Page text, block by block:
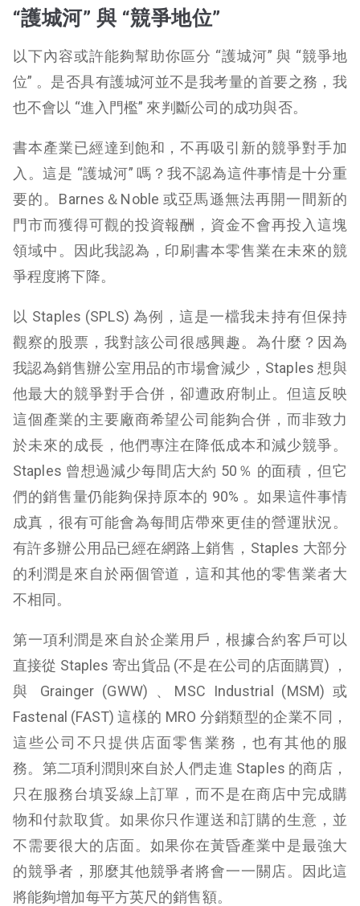
“護城河” 與 “競爭地位”
以下內容或許能夠幫助你區分 “護城河” 與 “競爭地
位” 。是否具有護城河並不是我考量的首要之務，我
也不會以 “進入門檻” 來判斷公司的成功與否。
書本產業已經達到飽和，不再吸引新的競爭對手加
入。這是 “護城河” 嗎？我不認為這件事情是十分重
要的。Barnes＆Noble 或亞馬遜無法再開一間新的
門市而獲得可觀的投資報酬，資金不會再投入這塊
領域中。因此我認為，印刷書本零售業在未來的競
爭程度將下降。
以 Staples (SPLS) 為例，這是一檔我未持有但保持
觀察的股票，我對該公司很感興趣。為什麼？因為
我認為銷售辦公室用品的市場會減少，Staples 想與
他最大的競爭對手合併，卻遭政府制止。但這反映
這個產業的主要廠商希望公司能夠合併，而非致力
於未來的成長，他們專注在降低成本和減少競爭。
Staples 曾想過減少每間店大約 50％ 的面積，但它
們的銷售量仍能夠保持原本的 90% 。如果這件事情
成真，很有可能會為每間店帶來更佳的營運狀況。
有許多辦公用品已經在網路上銷售，Staples 大部分
的利潤是來自於兩個管道，這和其他的零售業者大
不相同。
第一項利潤是來自於企業用戶，根據合約客戶可以
直接從 Staples 寄出貨品 (不是在公司的店面購買) ，
與 Grainger (GWW) 、MSC Industrial (MSM) 或
Fastenal (FAST) 這樣的 MRO 分銷類型的企業不同，
這些公司不只提供店面零售業務，也有其他的服
務。第二項利潤則來自於人們走進 Staples 的商店，
只在服務台填妥線上訂單，而不是在商店中完成購
物和付款取貨。如果你只作運送和訂購的生意，並
不需要很大的店面。如果你在黃昏產業中是最強大
的競爭者，那麼其他競爭者將會一一關店。因此這
將能夠增加每平方英尺的銷售額。